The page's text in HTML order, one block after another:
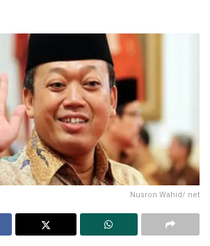
Nusron Wahid/ net